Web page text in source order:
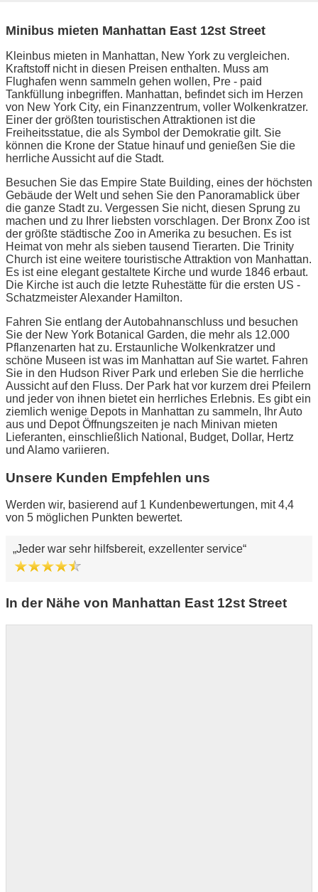
Minibus mieten Manhattan East 12st Street
Kleinbus mieten in Manhattan, New York zu vergleichen.
Kraftstoff nicht in diesen Preisen enthalten. Muss am
Flughafen wenn sammeln gehen wollen, Pre - paid
Tankfüllung inbegriffen. Manhattan, befindet sich im Herzen
von New York City, ein Finanzzentrum, voller Wolkenkratzer.
Einer der größten touristischen Attraktionen ist die
Freiheitsstatue, die als Symbol der Demokratie gilt. Sie
können die Krone der Statue hinauf und genießen Sie die
herrliche Aussicht auf die Stadt.
Besuchen Sie das Empire State Building, eines der höchsten
Gebäude der Welt und sehen Sie den Panoramablick über
die ganze Stadt zu. Vergessen Sie nicht, diesen Sprung zu
machen und zu Ihrer liebsten vorschlagen. Der Bronx Zoo ist
der größte städtische Zoo in Amerika zu besuchen. Es ist
Heimat von mehr als sieben tausend Tierarten. Die Trinity
Church ist eine weitere touristische Attraktion von Manhattan.
Es ist eine elegant gestaltete Kirche und wurde 1846 erbaut.
Die Kirche ist auch die letzte Ruhestätte für die ersten US -
Schatzmeister Alexander Hamilton.
Fahren Sie entlang der Autobahnanschluss und besuchen
Sie der New York Botanical Garden, die mehr als 12.000
Pflanzenarten hat zu. Erstaunliche Wolkenkratzer und
schöne Museen ist was im Manhattan auf Sie wartet. Fahren
Sie in den Hudson River Park und erleben Sie die herrliche
Aussicht auf den Fluss. Der Park hat vor kurzem drei Pfeilern
und jeder von ihnen bietet ein herrliches Erlebnis. Es gibt ein
ziemlich wenige Depots in Manhattan zu sammeln, Ihr Auto
aus und Depot Öffnungszeiten je nach Minivan mieten
Lieferanten, einschließlich National, Budget, Dollar, Hertz
und Alamo variieren.
Unsere Kunden Empfehlen uns
Werden wir, basierend auf 1 Kundenbewertungen, mit 4,4
von 5 möglichen Punkten bewertet.
Jeder war sehr hilfsbereit, exzellenter service
In der Nähe von Manhattan East 12st Street